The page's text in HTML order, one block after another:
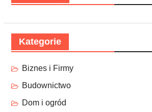
Kategorie
Biznes i Firmy
Budownictwo
Dom i ogród